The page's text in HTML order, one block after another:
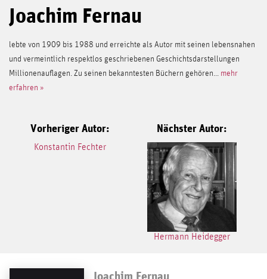
Joachim Fernau
lebte von 1909 bis 1988 und erreichte als Autor mit seinen lebensnahen
und vermeintlich respektlos geschriebenen Geschichtsdarstellungen
Millionenauflagen. Zu seinen bekanntesten Büchern gehören... mehr
erfahren »
Vorheriger Autor:
Konstantin Fechter
Nächster Autor:
Hermann Heidegger
Joachim Fernau